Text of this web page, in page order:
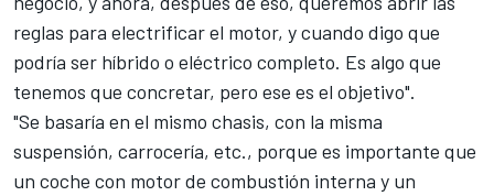
reglas para electrificar el motor, y cuando digo que
podría ser híbrido o eléctrico completo. Es algo que
tenemos que concretar, pero ese es el objetivo".
"Se basaría en el mismo chasis, con la misma
suspensión, carrocería, etc., porque es importante que
un coche con motor de combustión interna y un